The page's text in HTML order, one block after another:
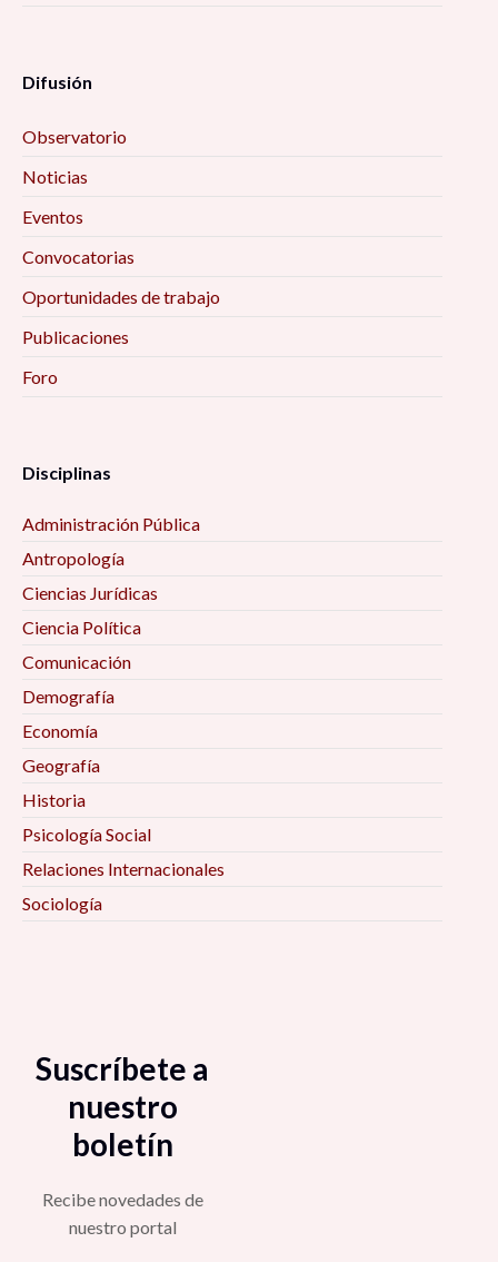
Difusión
Observatorio
Noticias
Eventos
Convocatorias
Oportunidades de trabajo
Publicaciones
Foro
Disciplinas
Administración Pública
Antropología
Ciencias Jurídicas
Ciencia Política
Comunicación
Demografía
Economía
Geografía
Historia
Psicología Social
Relaciones Internacionales
Sociología
Suscríbete a
nuestro
boletín
Recibe novedades de
nuestro portal